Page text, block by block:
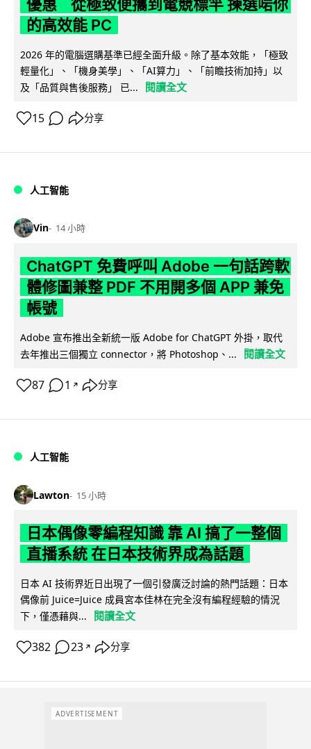
優惠 從極致便攜到電競標竿 揀選啱你
的高效能 PC
2026 年的電腦選購基準已經全面升級。除了基本效能，「極致
輕量化」、「機身美學」、「AI算力」、「前瞻技術加持」以
及「品質與售後服務」 已...
閱讀全文
15 分享
人工智能
Vin 14 小時
ChatGPT 免費呼叫 Adobe 一句話跨軟
體修圖兼整 PDF 不用開多個 APP 兼免
帳號
Adobe 宣布推出全新統一版 Adobe for ChatGPT 外掛，取代
去年推出三個獨立 connector，將 Photoshop、...
閱讀全文
87 1 ↗ 分享
人工智能
Lawton 15 小時
日本偶像零編程知識 靠 AI 搞了一整個
直播系統 在日本技術界成為話題
日本 AI 技術界近日出現了一個引發廣泛討論的熱門話題：日本
偶像前 Juice=Juice 成員宮本佳林在完全沒有編程經驗的情況
下，僅憑藉與...
閱讀全文
382 23 ↗ 分享
ADVERTISEMENT